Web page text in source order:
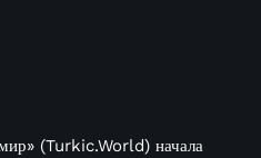
(Turkic.World) начала